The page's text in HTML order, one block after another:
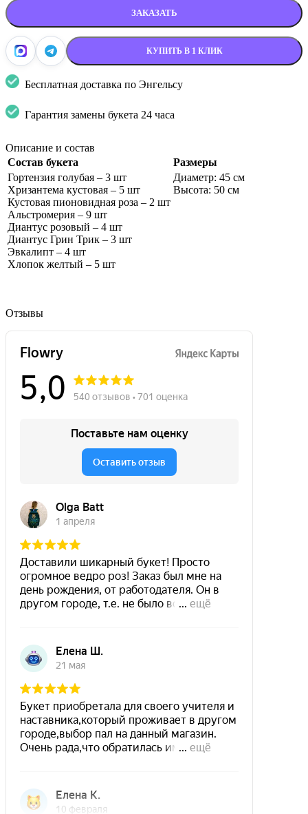
ЗАКАЗАТЬ
КУПИТЬ В 1 КЛИК
Бесплатная доставка по Энгельсу
Гарантия замены букета 24 часа
Описание и состав
Состав букета
Размеры
Гортензия голубая – 3 шт
Хризантема кустовая – 5 шт
Кустовая пионовидная роза – 2 шт
Альстромерия – 9 шт
Диантус розовый – 4 шт
Диантус Грин Трик – 3 шт
Эвкалипт – 4 шт
Хлопок желтый – 5 шт
Диаметр: 45 см
Высота: 50 см
Отзывы